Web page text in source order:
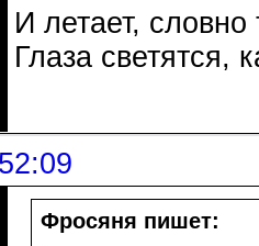
И летает, словно
Глаза светятся,
Фросяня пишет: